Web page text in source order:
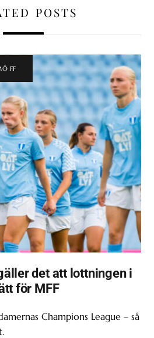
POSTS
FF
det att lottningen i
för MFF
Champions League – så